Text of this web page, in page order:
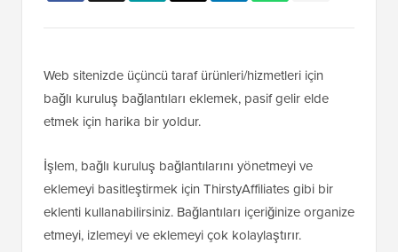
Web sitenizde üçüncü taraf ürünleri/hizmetleri için
bağlı kuruluş bağlantıları eklemek, pasif gelir elde
etmek için harika bir yoldur.
İşlem, bağlı kuruluş bağlantılarını yönetmeyi ve
eklemeyi basitleştirmek için ThirstyAffiliates gibi bir
eklenti kullanabilirsiniz. Bağlantıları içeriğinize organize
etmeyi, izlemeyi ve eklemeyi çok kolaylaştırır.